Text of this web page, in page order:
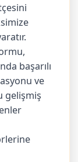
başarılı
ve
gelişmiş